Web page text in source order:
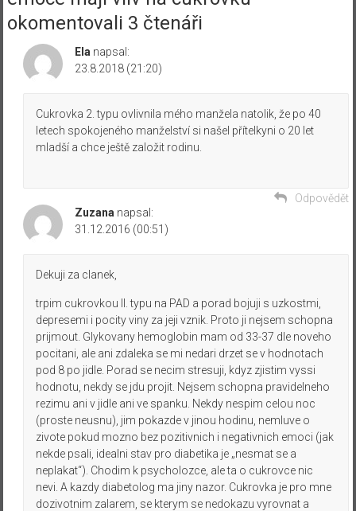
okomentovali 3 čtenáři
Ela napsal:
23.8.2018 (21:20)
Cukrovka 2. typu ovlivnila mého manžela natolik, že po 40
letech spokojeného manželství si našel přítelkyni o 20 let
mladší a chce ještě založit rodinu.
Odpovědět
Zuzana napsal:
31.12.2016 (00:51)
Dekuji za clanek,
trpim cukrovkou II. typu na PAD a porad bojuji s uzkostmi,
depresemi i pocity viny za jeji vznik. Proto ji nejsem schopna
prijmout. Glykovany hemoglobin mam od 33-37 dle noveho
pocitani, ale ani zdaleka se mi nedari drzet se v hodnotach
pod 8 po jidle. Porad se necim stresuji, kdyz zjistim vyssi
hodnotu, nekdy se jdu projit. Nejsem schopna pravidelneho
rezimu ani v jidle ani ve spanku. Nekdy nespim celou noc
(proste neusnu), jim pokazde v jinou hodinu, nemluve o
zivote pokud mozno bez pozitivnich i negativnich emoci (jak
nekde psali, idealni stav pro diabetika je „nesmat se a
neplakat“). Chodim k psycholozce, ale ta o cukrovce nic
nevi. A kazdy diabetolog ma jiny nazor. Cukrovka je pro mne
dozivotnim zalarem, se kterym se nedokazu vyrovnat a